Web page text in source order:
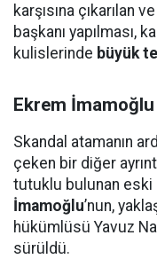
karşısına çıkarılan
başkanı yapılması,
kulislerinde büyük
Ekrem İmamoğlu
Skandal atamanın
çeken bir diğer
tutuklu bulunan eski
İmamoğlu’nun,
hükümlüsü Yavuz
sürüldü.